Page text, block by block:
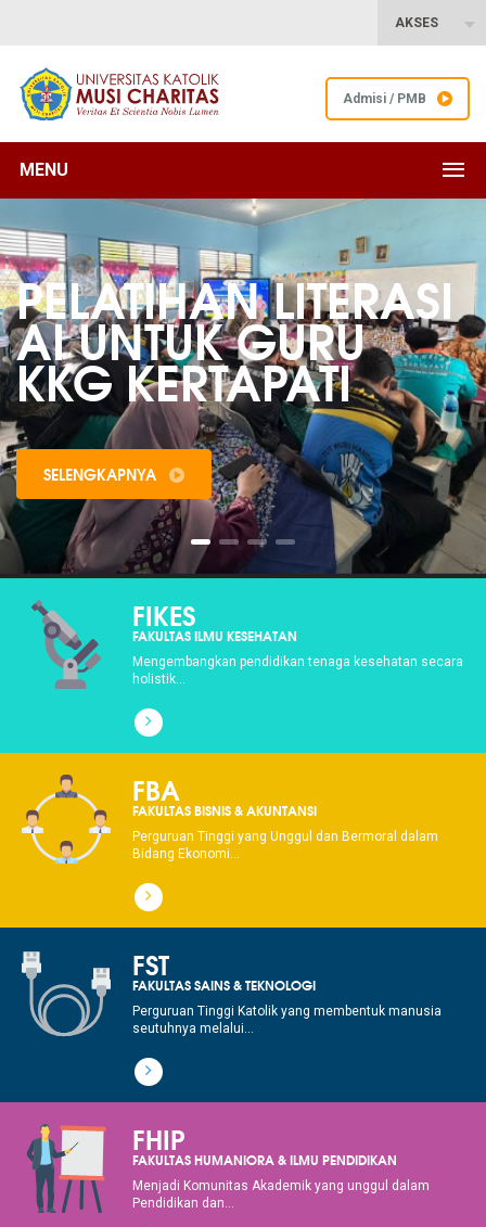
AKSES
Admisi / PMB
MENU
PELATIHAN LITERASI
AI UNTUK GURU
KKG KERTAPATI
SELENGKAPNYA
FIKES
FAKULTAS ILMU KESEHATAN
Mengembangkan pendidikan tenaga kesehatan secara
holistik...
FBA
FAKULTAS BISNIS & AKUNTANSI
Perguruan Tinggi yang Unggul dan Bermoral dalam
Bidang Ekonomi...
FST
FAKULTAS SAINS & TEKNOLOGI
Perguruan Tinggi Katolik yang membentuk manusia
seutuhnya melalui...
FHIP
FAKULTAS HUMANIORA & ILMU PENDIDIKAN
Menjadi Komunitas Akademik yang unggul dalam
Pendidikan dan...